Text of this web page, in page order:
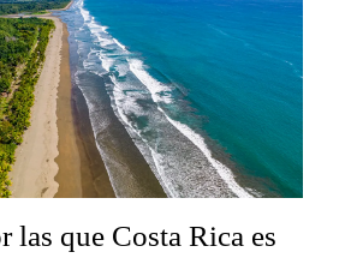
las que Costa Rica es